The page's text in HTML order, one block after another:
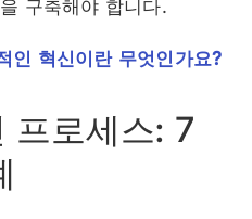
구축해야 합니다.
인 혁신이란 무엇인가요?
프로세스: 7